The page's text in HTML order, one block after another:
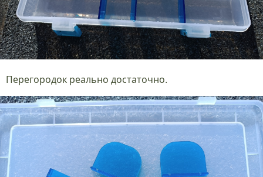
Перегородок реально достаточно.